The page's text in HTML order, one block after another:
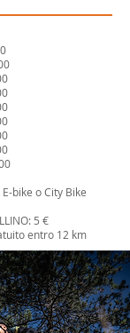
bike o City Bike
5 €
entro 12 km